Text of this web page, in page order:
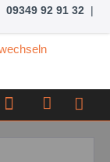
09349 92 91 32 |